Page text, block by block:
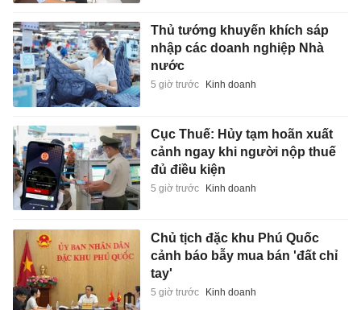
Thủ tướng khuyến khích sáp
nhập các doanh nghiệp Nhà
nước
5 giờ trước Kinh doanh
Cục Thuế: Hủy tạm hoãn xuất
cảnh ngay khi người nộp thuế
đủ điều kiện
5 giờ trước Kinh doanh
Chủ tịch đặc khu Phú Quốc
cảnh báo bẫy mua bán 'đất chỉ
tay'
5 giờ trước Kinh doanh